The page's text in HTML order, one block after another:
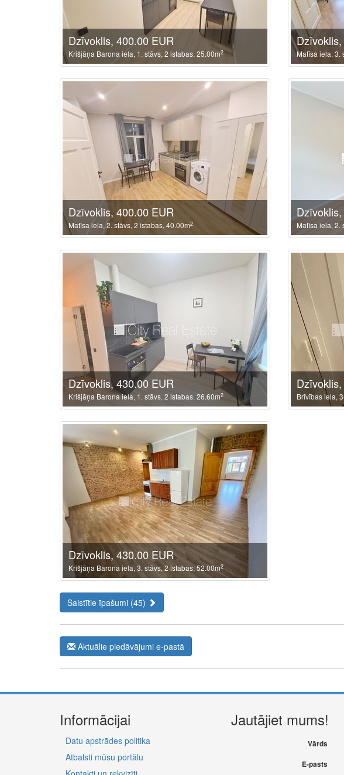
Dzīvoklis, 400.00 EUR
Krišjāņa Barona iela, 1. stāvs, 2 istabas, 25.00m2 Matīsa iela, 3.
Dzīvoklis, 400.00 EUR
Matīsa iela, 2. stāvs, 2 istabas, 40.00m2 Matīsa iela, 2.
Dzīvoklis, 430.00 EUR
Krišjāņa Barona iela, 1. stāvs, 2 istabas, 26.60m2 Brīvības iela,
Dzīvoklis, 430.00 EUR
Krišjāņa Barona iela, 3. stāvs, 2 istabas, 52.00m2
Saistītie īpašumi (45)
Aktuālie piedāvājumi e-pastā
Informācijai
Datu apstrādes politika
Atbalsti mūsu portālu
Jautājiet mums!
Vārds
E-pasts